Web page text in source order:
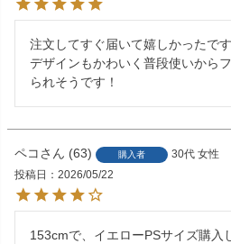
注文してすぐ届いて嬉しかったです
デザインもかわいく普段使いから
られそうです！
ペコ 63 購入者 30代 女性
投稿日
2026/05/22
153cmで、イエローPSサイズ購入